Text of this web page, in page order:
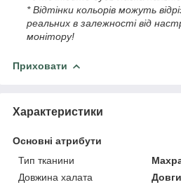
* Відтінки кольорів можуть
реальних в залежності від
монітору!
Приховати
Характеристики
Основні атрибути
Тип тканини
Довжина халата